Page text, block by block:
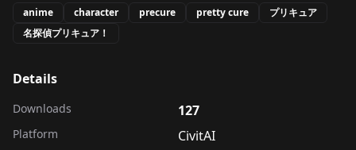
anime character precure pretty cure
プリキュア
名探偵プリキュア！
Details
Downloads 127
Platform CivitAI